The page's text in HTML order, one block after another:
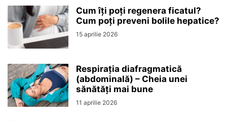
Cum îți poți regenera ficatul?
Cum poți preveni bolile hepatice?
15 aprilie 2026
Respirația diafragmatică
(abdominală) – Cheia unei
sănătăți mai bune
11 aprilie 2026